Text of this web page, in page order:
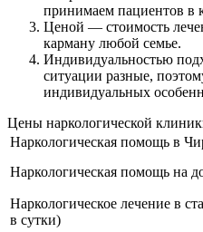
принимаем пациентов в
Ценой — стоимость
карману любой семье.
Индивидуальностью
ситуации разные,
индивидуальных
Цены наркологической
Наркологическая помощь в
Наркологическая помощь на
Наркологическое лечение в
в сутки)